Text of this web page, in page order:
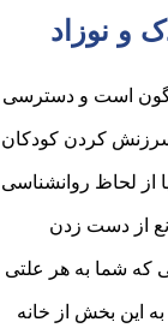
و نوزاد
است و دسترسی
کردن کودکان
از لحاظ روانشناسی
از دست زدن
که شما به هر علتی
به این بخش از خانه